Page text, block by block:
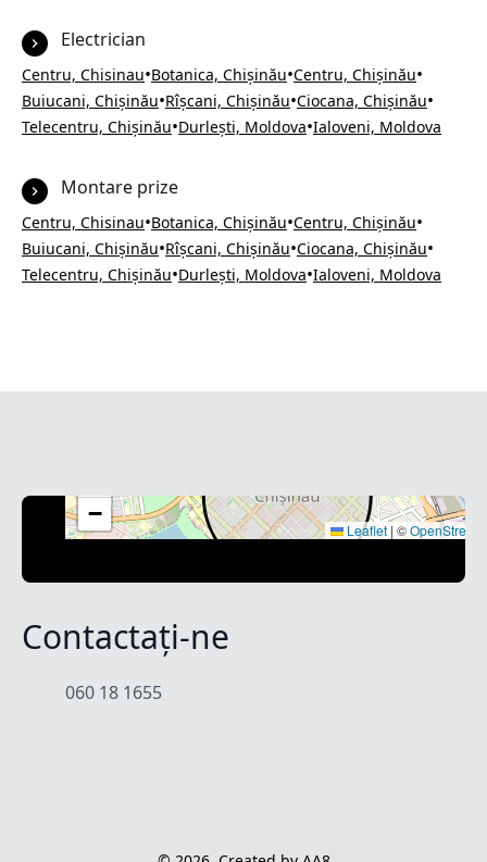
Electrician
Centru, Chisinau•Botanica, Chișinău•Centru, Chișinău•
Buiucani, Chișinău•Rîșcani, Chișinău•Ciocana, Chișinău•
Telecentru, Chișinău•Durlești, Moldova•Ialoveni, Moldova
Montare prize
Centru, Chisinau•Botanica, Chișinău•Centru, Chișinău•
Buiucani, Chișinău•Rîșcani, Chișinău•Ciocana, Chișinău•
Telecentru, Chișinău•Durlești, Moldova•Ialoveni, Moldova
−
Leaflet | ©
Contactați-ne
060 18 1655